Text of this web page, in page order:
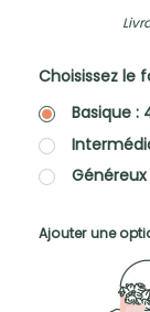
Choisissez le
Basique :
Ajouter une